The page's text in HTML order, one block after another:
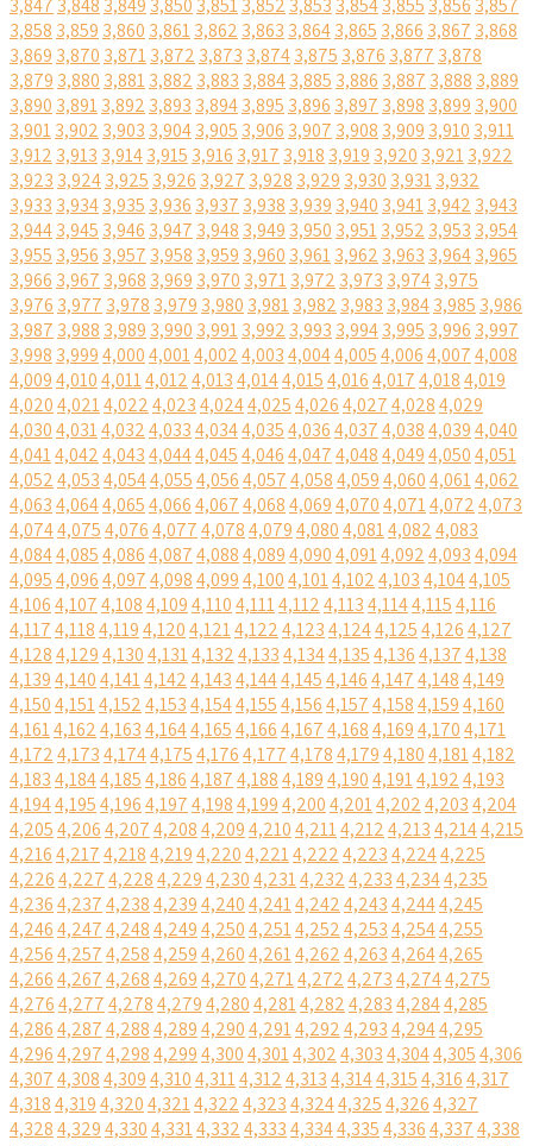
3,847 3,848 3,849 3,850 3,8513,852 3,853 3,8543,855 3,856 3,857
3,858 3,859 3,860 3,8613,862 3,863 3,8643,865 3,866 3,867 3,868
3,869 3,870 3,8713,872 3,873 3,8743,875 3,876 3,877 3,878
3,879 3,880 3,8813,882 3,883 3,8843,885 3,886 3,887 3,888 3,889
3,890 3,8913,892 3,893 3,8943,895 3,896 3,897 3,898 3,899 3,900
3,9013,902 3,903 3,9043,905 3,906 3,907 3,908 3,909 3,910 3,911
3,912 3,913 3,9143,915 3,916 3,917 3,918 3,919 3,920 3,9213,922
3,923 3,9243,925 3,926 3,927 3,928 3,929 3,930 3,9313,932
3,933 3,9343,935 3,936 3,937 3,938 3,939 3,940 3,9413,942 3,943
3,9443,945 3,946 3,947 3,948 3,949 3,950 3,9513,952 3,953 3,954
3,955 3,956 3,957 3,958 3,959 3,960 3,9613,962 3,963 3,9643,965
3,966 3,967 3,968 3,969 3,970 3,9713,972 3,973 3,9743,975
3,976 3,977 3,978 3,979 3,980 3,9813,982 3,983 3,9843,985 3,986
3,987 3,988 3,989 3,990 3,9913,992 3,993 3,9943,995 3,996 3,997
3,998 3,9994,0004,0014,0024,0034,0044,0054,0064,0074,008
4,0094,0104,0114,0124,0134,0144,0154,0164,0174,0184,019
4,0204,0214,0224,0234,0244,0254,0264,0274,0284,029
4,0304,0314,0324,0334,0344,0354,0364,0374,0384,0394,040
4,0414,0424,0434,0444,0454,0464,0474,0484,0494,0504,051
4,0524,0534,0544,0554,0564,0574,0584,0594,0604,0614,062
4,0634,0644,0654,0664,0674,0684,0694,0704,0714,0724,073
4,0744,0754,0764,0774,0784,0794,0804,0814,0824,083
4,0844,0854,0864,0874,0884,0894,0904,0914,0924,0934,094
4,0954,0964,0974,0984,0994,1004,1014,1024,1034,1044,105
4,1064,1074,1084,1094,1104,1114,1124,1134,1144,1154,116
4,1174,1184,1194,1204,1214,1224,1234,1244,1254,1264,127
4,1284,1294,1304,1314,1324,1334,1344,1354,1364,1374,138
4,1394,1404,1414,1424,1434,1444,1454,1464,1474,1484,149
4,1504,1514,1524,1534,1544,1554,1564,1574,1584,1594,160
4,1614,1624,1634,1644,1654,1664,1674,1684,1694,1704,171
4,1724,1734,1744,1754,1764,1774,1784,1794,1804,1814,182
4,1834,1844,1854,1864,1874,1884,1894,1904,1914,1924,193
4,1944,1954,1964,1974,1984,1994,2004,2014,2024,2034,204
4,2054,2064,2074,2084,2094,2104,2114,2124,2134,2144,215
4,2164,2174,2184,2194,2204,2214,2224,2234,2244,225
4,2264,2274,2284,2294,2304,2314,2324,2334,2344,235
4,2364,2374,2384,2394,2404,2414,2424,2434,2444,245
4,2464,2474,2484,2494,2504,2514,2524,2534,2544,255
4,2564,2574,2584,2594,2604,2614,2624,2634,2644,265
4,2664,2674,2684,2694,2704,2714,2724,2734,2744,275
4,2764,2774,2784,2794,2804,2814,2824,2834,2844,285
4,2864,2874,2884,2894,2904,2914,2924,2934,2944,295
4,2964,2974,2984,2994,3004,3014,3024,3034,3044,3054,306
4,3074,3084,3094,3104,3114,3124,3134,3144,3154,3164,317
4,3184,3194,3204,3214,3224,3234,3244,3254,3264,327
4,3284,3294,3304,3314,3324,3334,3344,3354,3364,3374,338